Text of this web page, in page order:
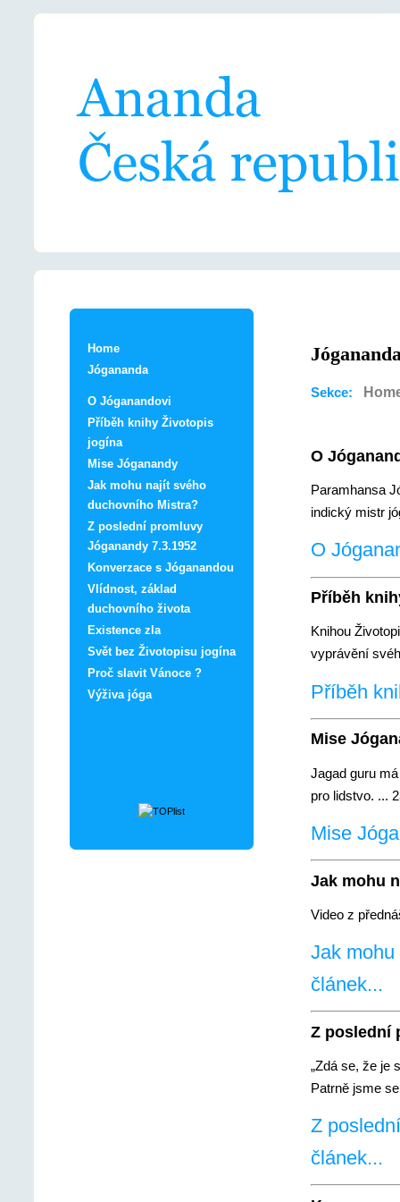
Home
Jógananda
O Jóganandovi
Příběh knihy Životopis
jogína
Mise Jóganandy
Jak mohu najít svého
duchovního Mistra?
Z poslední promluvy
Jóganandy 7.3.1952
Konverzace s Jóganandou
Vlídnost, základ
duchovního života
Existence zla
Svět bez Životopisu jogína
Proč slavit Vánoce ?
Výživa jóga
Sekce:
O
Paramhansa
indický mistr
O
Příběh
Knihou
vyprávění
Příběh
Mise
Jagad guru
pro lidstvo. ...
Mise
Jak mohu
Video z
Jak
článek...
Z poslední
„Zdá se, že je
Patrně jsme
Z
článek...